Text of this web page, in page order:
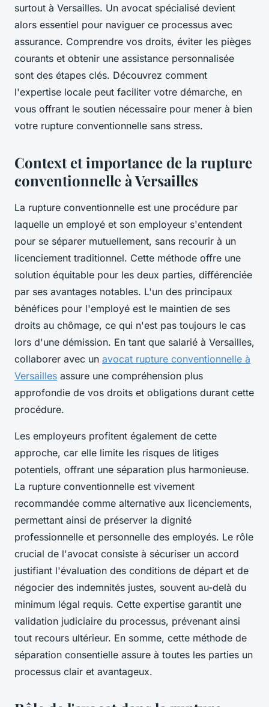
surtout à Versailles. Un avocat spécialisé devient
alors essentiel pour naviguer ce processus avec
assurance. Comprendre vos droits, éviter les pièges
courants et obtenir une assistance personnalisée
sont des étapes clés. Découvrez comment
l'expertise locale peut faciliter votre démarche, en
vous offrant le soutien nécessaire pour mener à bien
votre rupture conventionnelle sans stress.
Context et importance de la rupture
conventionnelle à Versailles
La rupture conventionnelle est une procédure par
laquelle un employé et son employeur s'entendent
pour se séparer mutuellement, sans recourir à un
licenciement traditionnel. Cette méthode offre une
solution équitable pour les deux parties, différenciée
par ses avantages notables. L'un des principaux
bénéfices pour l'employé est le maintien de ses
droits au chômage, ce qui n'est pas toujours le cas
lors d'une démission. En tant que salarié à Versailles,
collaborer avec un avocat rupture conventionnelle à
Versailles assure une compréhension plus
approfondie de vos droits et obligations durant cette
procédure.
Les employeurs profitent également de cette
approche, car elle limite les risques de litiges
potentiels, offrant une séparation plus harmonieuse.
La rupture conventionnelle est vivement
recommandée comme alternative aux licenciements,
permettant ainsi de préserver la dignité
professionnelle et personnelle des employés. Le rôle
crucial de l'avocat consiste à sécuriser un accord
justifiant l'évaluation des conditions de départ et de
négocier des indemnités justes, souvent au-delà du
minimum légal requis. Cette expertise garantit une
validation judiciaire du processus, prévenant ainsi
tout recours ultérieur. En somme, cette méthode de
séparation consentielle assure à toutes les parties un
processus clair et avantageux.